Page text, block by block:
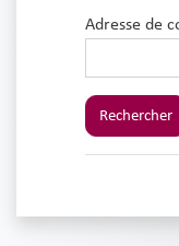
Adresse de